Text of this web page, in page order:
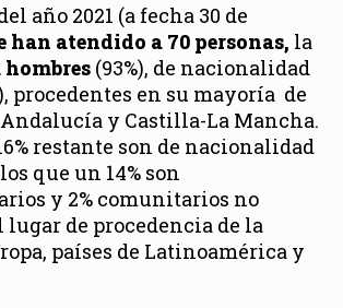
año 2021 (a fecha 30 de
han atendido a 70 personas, la
(93%), de nacionalidad
procedentes en su mayoría de
y Castilla-La Mancha.
restante son de nacionalidad
que un 14% son
y 2% comunitarios no
lugar de procedencia de la
países de Latinoamérica y